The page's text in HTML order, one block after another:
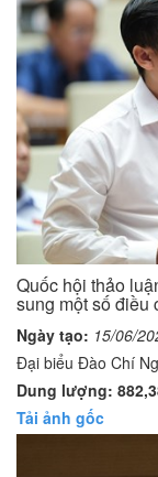
Quốc hội thảo
sung một số điều
Ngày tạo: 15/06/
Đại biểu Đào Chí
Dung lượng:
Tải ảnh gốc